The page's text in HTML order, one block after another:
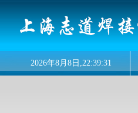
2026年8月 8 日,22:39:31